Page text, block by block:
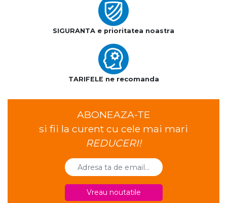
SIGURANTA e prioritatea noastra
TARIFELE ne recomanda
ABONEAZA-TE
si fii la curent cu cele mai mari
REDUCERI!
Vreau noutatile